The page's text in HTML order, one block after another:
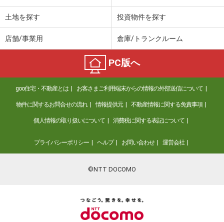
土地を探す 投資物件を探す
店舗/事業用 倉庫/トランクルーム
PC版へ
goo住宅・不動産とは お客さまご利用端末からの情報の外部送信について
物件に関するお問合せの流れ 情報提供元 不動産情報に関する免責事項
個人情報の取り扱いについて 消費税に関する表記について
プライバシーポリシー ヘルプ お問い合わせ 運営会社
©NTT DOCOMO